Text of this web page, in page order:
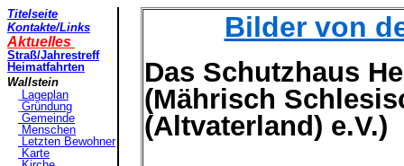
Titelseite
Kontakte/Links
Aktuelles
Straß/Jahrestreff
Heimatfahrten
Wallstein
Lageplan
Gründung
Gemeinde
Menschen
Letzten Bewohner
Karte
Bilder von
Das Schutzhaus
(Mährisch
(Altvaterland) e.V.)